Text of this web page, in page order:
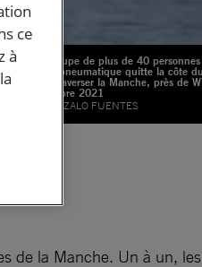
Un groupe de plus de 40
canot pneumatique quitte la côte
pour traverser la Manche, près de
novembre 2021
© GONZALO FUENTES
de la Manche. Un à un,
ce
à